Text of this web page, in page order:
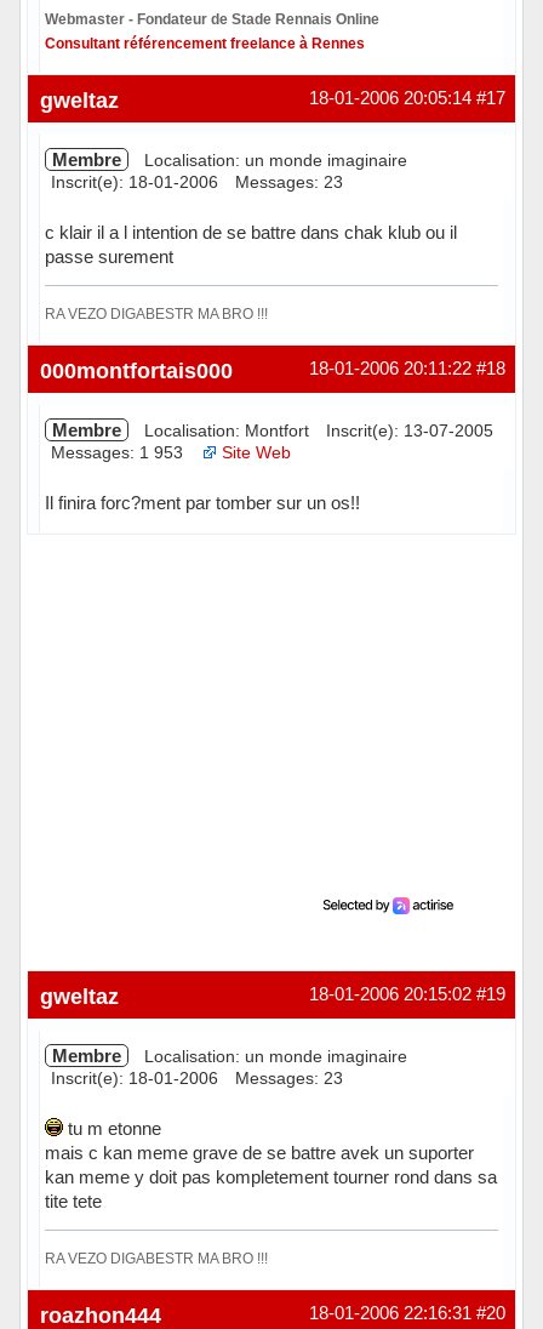
Webmaster - Fondateur de Stade Rennais Online
Consultant référencement freelance à Rennes
Hors ligne #17
18-01-2006 20:05:14
gweltaz
Membre
Localisation: un monde imaginaire
Inscrit(e): 18-01-2006
Messages: 23
c klair il a l intention de se battre dans chak klub ou il
passe surement
RA VEZO DIGABESTR MA BRO !!!
Hors ligne #18
18-01-2006 20:11:22
000montfortais000
Membre Localisation: Montfort
Inscrit(e): 13-07-2005
Messages: 1 953
Site Web
Il finira forc?ment par tomber sur un os!!
#19
18-01-2006 20:15:02
gweltaz
Membre
Localisation: un monde imaginaire
Inscrit(e): 18-01-2006
Messages: 23
tu m etonne
mais c kan meme grave de se battre avek un suporter
kan meme y doit pas kompletement tourner rond dans sa
tite tete
RA VEZO DIGABESTR MA BRO !!!
Hors ligne #20
18-01-2006 22:16:31
roazhon444